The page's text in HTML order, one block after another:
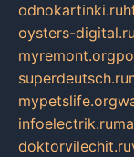
odnokartinki.ru
oysters-digital.ru
myremont.org
superdeutsch.ru
mypetslife.org
infoelectrik.ru
doktorvilechit.ru